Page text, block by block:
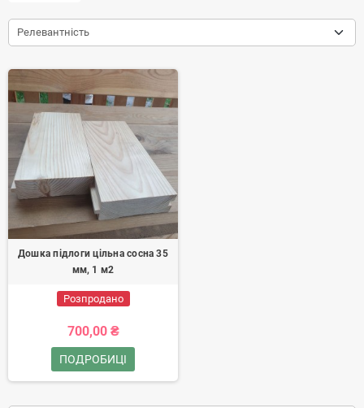
Релевантність
Дошка підлоги цільна сосна 35
мм, 1 м2
Розпродано
700,00 ₴
ПОДРОБИЦІ